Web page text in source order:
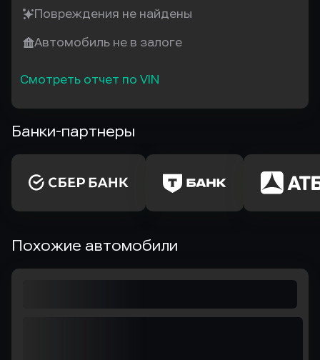
Повреждения не найдены
Автомобиль не в залоге
Смотреть отчет по VIN
Банки-партнеры
Похожие автомобили